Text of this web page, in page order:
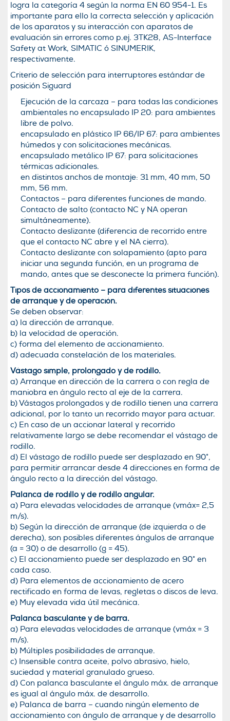
logra la categoría 4 según la norma EN 60 954-1. Es
importante para ello la correcta selección y aplicación
de los aparatos y su interacción con aparatos de
evaluación sin errores como p.ej. 3TK28, AS-Interface
Safety at Work, SIMATIC ó SINUMERIK,
respectivamente.
Criterio de selección para interruptores estándar de
posición Siguard
Ejecución de la carcaza – para todas las condiciones
ambientales no encapsulado IP 20: para ambientes
libre de polvo.
encapsulado en plástico IP 66/IP 67: para ambientes
húmedos y con solicitaciones mecánicas.
encapsulado metálico IP 67: para solicitaciones
térmicas adicionales.
en distintos anchos de montaje: 31 mm, 40 mm, 50
mm, 56 mm.
Contactos – para diferentes funciones de mando.
Contacto de salto (contacto NC y NA operan
simultáneamente).
Contacto deslizante (diferencia de recorrido entre
que el contacto NC abre y el NA cierra).
Contacto deslizante con solapamiento (apto para
iniciar una segunda función, en un programa de
mando, antes que se desconecte la primera función).
Tipos de accionamiento – para diferentes situaciones
de arranque y de operación.
Se deben observar:
a) la dirección de arranque.
b) la velocidad de operación.
c) forma del elemento de accionamiento.
d) adecuada constelación de los materiales.
Vástago simple, prolongado y de rodillo.
a) Arranque en dirección de la carrera o con regla de
maniobra en ángulo recto al eje de la carrera.
b) Vástagos prolongados y de rodillo tienen una carrera
adicional, por lo tanto un recorrido mayor para actuar.
c) En caso de un accionar lateral y recorrido
relativamente largo se debe recomendar el vástago de
rodillo.
d) El vástago de rodillo puede ser desplazado en 90°,
para permitir arrancar desde 4 direcciones en forma de
ángulo recto a la dirección del vástago.
Palanca de rodillo y de rodillo angular.
a) Para elevadas velocidades de arranque (vmáx= 2,5
m/s).
b) Según la dirección de arranque (de izquierda o de
derecha), son posibles diferentes ángulos de arranque
(a = 30) o de desarrollo (g = 45).
c) El accionamiento puede ser desplazado en 90° en
cada caso.
d) Para elementos de accionamiento de acero
rectificado en forma de levas, regletas o discos de leva.
e) Muy elevada vida útil mecánica.
Palanca basculante y de barra.
a) Para elevadas velocidades de arranque (vmáx = 3
m/s).
b) Múltiples posibilidades de arranque.
c) Insensible contra aceite, polvo abrasivo, hielo,
suciedad y material granulado grueso.
d) Con palanca basculante el ángulo máx. de arranque
es igual al ángulo máx. de desarrollo.
e) Palanca de barra – cuando ningún elemento de
accionamiento con ángulo de arranque y de desarrollo